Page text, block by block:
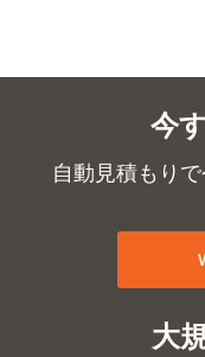
今
自動見積もり
大